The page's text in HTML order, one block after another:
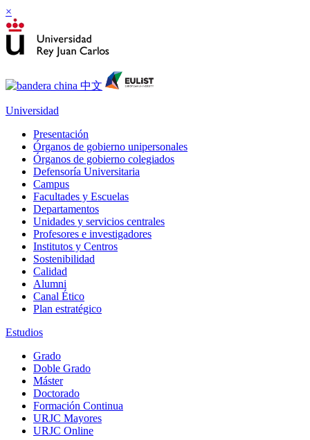
×
Universidad
Presentación
Órganos de gobierno unipersonales
Órganos de gobierno colegiados
Defensoría Universitaria
Campus
Facultades y Escuelas
Departamentos
Unidades y servicios centrales
Profesores e investigadores
Institutos y Centros
Sostenibilidad
Calidad
Alumni
Canal Ético
Plan estratégico
Estudios
Grado
Doble Grado
Máster
Doctorado
Formación Continua
URJC Mayores
URJC Online